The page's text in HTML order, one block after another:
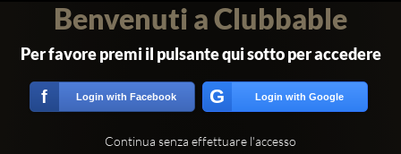
Benvenuti a Clubbable
Per favore premi il pulsante qui sotto per accedere
f Login with Facebook G Login with Google
Continua senza effettuare l'accesso